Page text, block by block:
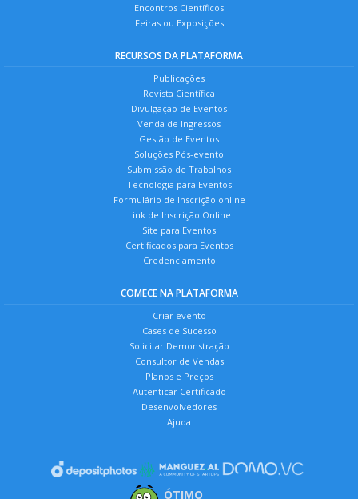
Encontros Científicos
Feiras ou Exposições
RECURSOS DA PLATAFORMA
Publicações
Revista Científica
Divulgação de Eventos
Venda de Ingressos
Gestão de Eventos
Soluções Pós-evento
Submissão de Trabalhos
Tecnologia para Eventos
Formulário de Inscrição online
Link de Inscrição Online
Site para Eventos
Certificados para Eventos
Credenciamento
COMECE NA PLATAFORMA
Criar evento
Cases de Sucesso
Solicitar Demonstração
Consultor de Vendas
Planos e Preços
Autenticar Certificado
Desenvolvedores
Ajuda
ÓTIMO